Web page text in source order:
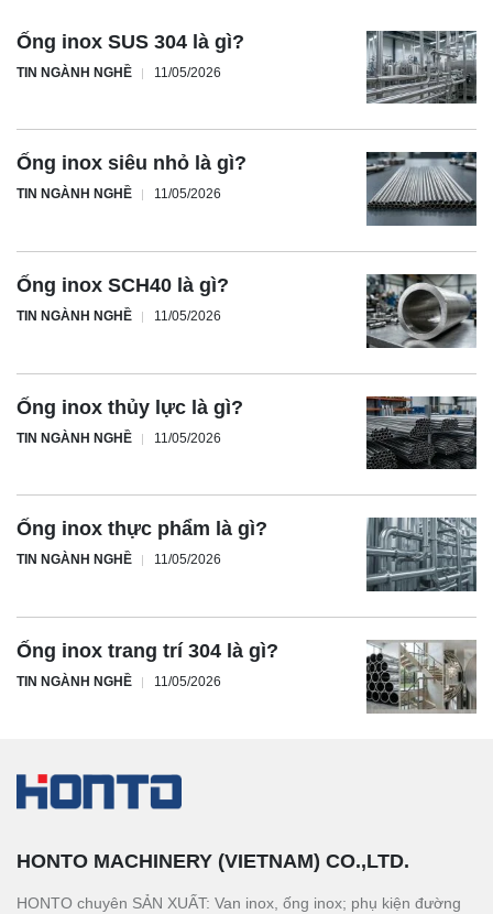
Ống inox SUS 304 là gì?
TIN NGÀNH NGHỀ 11/05/2026
Ống inox siêu nhỏ là gì?
TIN NGÀNH NGHỀ 11/05/2026
Ống inox SCH40 là gì?
TIN NGÀNH NGHỀ 11/05/2026
Ống inox thủy lực là gì?
TIN NGÀNH NGHỀ 11/05/2026
Ống inox thực phẩm là gì?
TIN NGÀNH NGHỀ 11/05/2026
Ống inox trang trí 304 là gì?
TIN NGÀNH NGHỀ 11/05/2026
HONTO MACHINERY (VIETNAM) CO.,LTD.
HONTO chuyên SẢN XUẤT: Van inox, ống inox; phụ kiện đường